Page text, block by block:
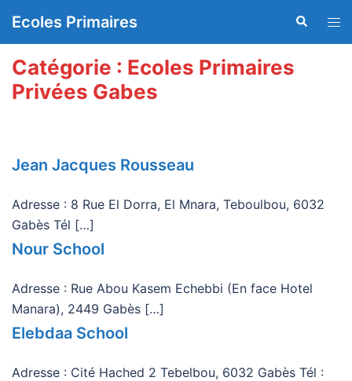
auEcoles Primaires
le
Catégorie : Ecoles Primaires
Privées Gabes
Jean Jacques Rousseau
Adresse : 8 Rue El Dorra, El Mnara, Teboulbou, 6032
Gabès Tél […]
Nour School
Adresse : Rue Abou Kasem Echebbi (En face Hotel
Manara), 2449 Gabès […]
Elebdaa School
Adresse : Cité Hached 2 Tebelbou, 6032 Gabès Tél :